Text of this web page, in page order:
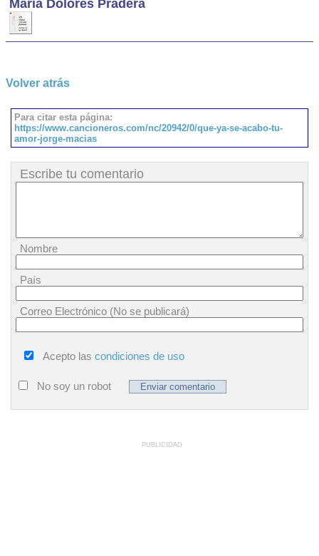
Maria Dolores Pradera
Volver atrás
Para citar esta página:
https://www.cancioneros.com/nc/20942/0/que-ya-se-acabo-tu-
amor-jorge-macias
Escribe tu comentario
Nombre
País
Correo Electrónico (No se publicará)
Acepto las condiciones de uso
No soy un robot
PUBLICIDAD